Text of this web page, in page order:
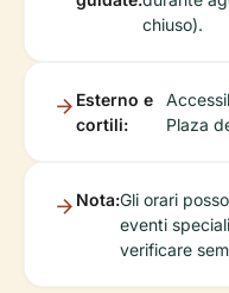
chiuso).
Esterno e
cortili:
Plaza
Nota:Gli orari
eventi
verificare